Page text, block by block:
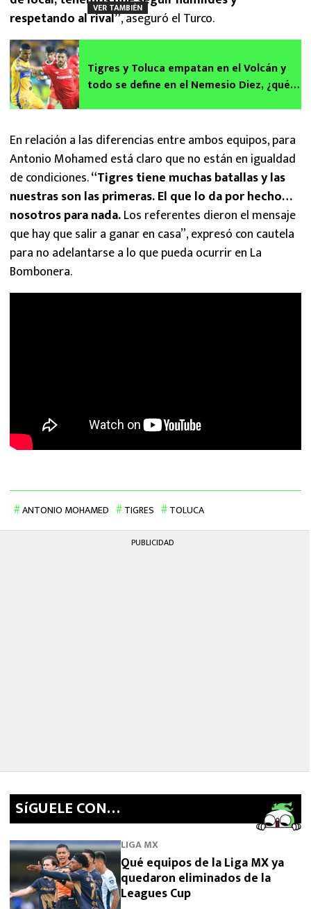
respetando al rival”, aseguró el Turco.
VER TAMBIÉN
Tigres y Toluca empatan en el Volcán y
todo se define en el Nemesio Diez, ¿qué
En relación a las diferencias entre ambos equipos, para
Antonio Mohamed está claro que no están en igualdad
de condiciones.“Tigres tiene muchas batallas y las
nuestras son las primeras. El que lo da por hecho…
nosotros para nada.Los referentes dieron el mensaje
que hay que salir a ganar en casa”, expresó con cautela
para no adelantarse a lo que pueda ocurrir en La
Bombonera.
ANTONIO MOHAMED TIGRES TOLUCA
PUBLICIDAD
SíGUELE CON…
LIGA MX
Qué equipos de la Liga MX ya
quedaron eliminados de la
Leagues Cup